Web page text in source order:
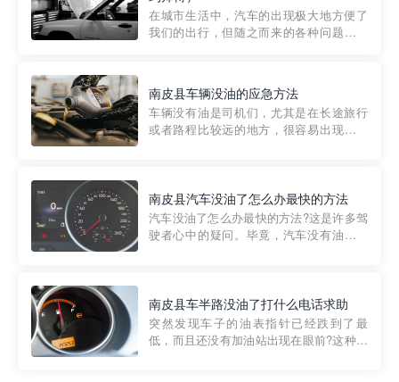
在城市生活中，汽车的出现极大地方便了
我们的出行，但随之而来的各种问题也让
紧急情况下，我们需要一种高效可靠的救
援方式。而这时，地库救援专...
南皮县车辆没油的应急方法
车辆没有油是司机们，尤其是在长途旅行
或者路程比较远的地方，很容易出现这种
的送油师傅，解决没油的紧急情况。 首
先，让我们来了解一下穿...
南皮县汽车没油了怎么办最快的方法
汽车没油了怎么办最快的方法?这是许多驾
驶者心中的疑问。毕竟，汽车没有油就无
越者小程序是一款专门解决汽车没油问题
的在线服务平台。通过...
南皮县车半路没油了打什么电话求助
突然发现车子的油表指针已经跌到了最
低，而且还没有加油站出现在眼前?这种情